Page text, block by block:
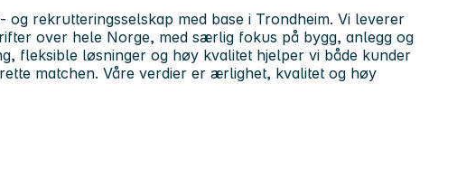
og rekrutteringsselskap med base i Trondheim. Vi leverer
over hele Norge, med særlig fokus på bygg, anlegg og
fleksible løsninger og høy kvalitet hjelper vi både kunder
matchen. Våre verdier er ærlighet, kvalitet og høy